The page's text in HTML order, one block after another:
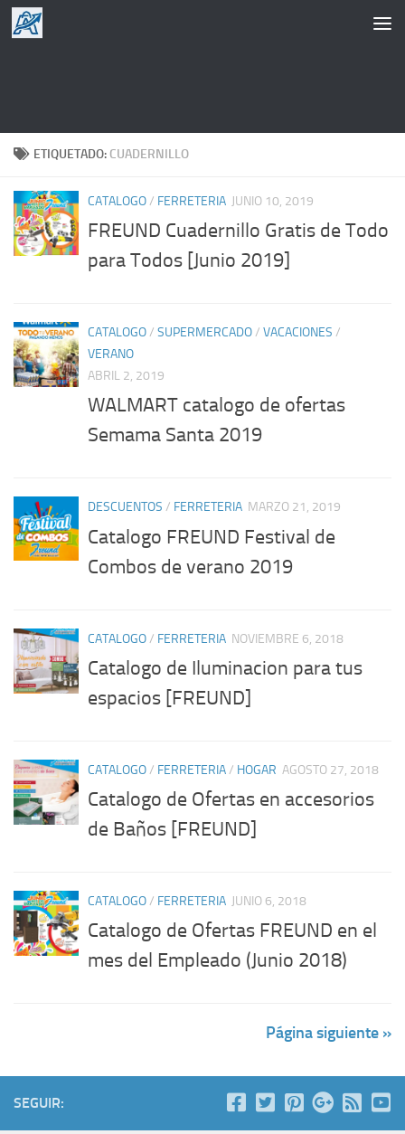
Saltar al contenido
ETIQUETADO: CUADERNILLO
CATALOGO/ FERRETERIA JUNIO 10, 2019
FREUND Cuadernillo Gratis de Todo
para Todos [Junio 2019]
CATALOGO/ SUPERMERCADO/ VACACIONES /
VERANO
ABRIL 2, 2019
WALMART catalogo de ofertas
Semama Santa 2019
DESCUENTOS / FERRETERIA MARZO 21, 2019
Catalogo FREUND Festival de
Combos de verano 2019
CATALOGO/ FERRETERIA NOVIEMBRE 6, 2018
Catalogo de Iluminacion para tus
espacios [FREUND]
CATALOGO/ FERRETERIA/ HOGAR AGOSTO 27, 2018
Catalogo de Ofertas en accesorios
de Baños [FREUND]
CATALOGO/ FERRETERIA JUNIO 6, 2018
Catalogo de Ofertas FREUND en el
mes del Empleado (Junio 2018)
Página siguiente »
SEGUIR: